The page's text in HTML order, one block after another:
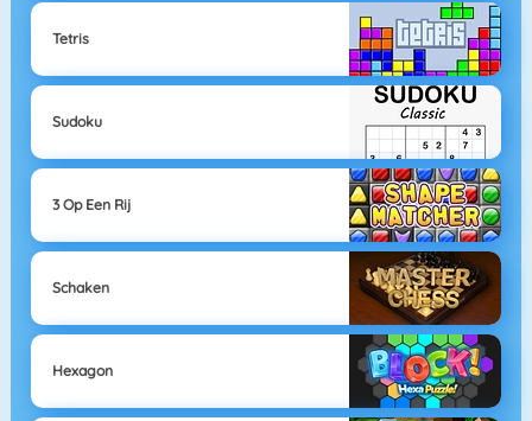
Tetris
Sudoku
3 Op Een Rij
Schaken
Hexagon